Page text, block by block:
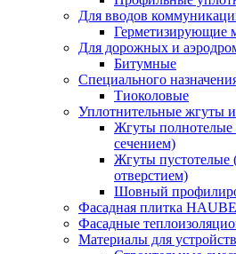
Для вводов
Герметизирующие
Для дорожных и
Битумные
Специального
Тиоколовые
Уплотнительные жгуты
Жгуты
сечением)
Жгуты пустотелые
отверстием)
Шовный
Фасадная плитка
Фасадные
Материалы для